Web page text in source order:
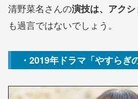
清野菜名さんの演技は、アクシ
も過言ではないでしょう。
・2019年ドラマ「やすらぎ